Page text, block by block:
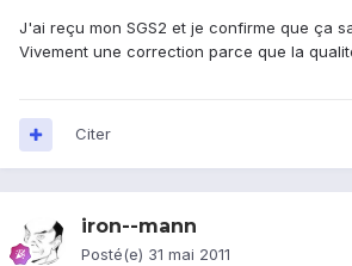
J'ai reçu mon SGS2 et je confirme que ça
Vivement une correction parce que la
Citer
iron--mann
Posté(e) 31 mai 2011